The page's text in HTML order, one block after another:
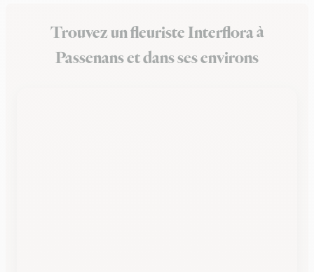
Trouvez un fleuriste Interflora à
Passenans et dans ses environs